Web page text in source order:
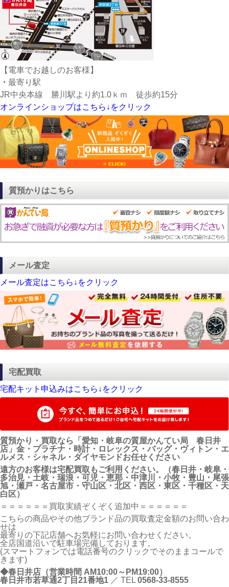
【電車でお越しのお客様】
・ 最寄り駅
JR中央本線 勝川駅より約1.0ｋｍ 徒歩約15分
オンラインショップはこちら↓をクリック
質預かりはこちら
メール査定
メール査定はこちら↓をクリック
宅配買取
宅配キット申込みはこちら↓をクリック
質預かり・買取なら「愛知・岐阜の質屋かんてい局 春日井
店」金・プラチナ・時計・ロレックス・バッグ・ヴィトン・エ
ルメス・シャネル・ダイヤモンドお任せください
遠方のお客様は宅配買取もご利用ください。（春日井・岐阜・
多治見・土岐・瑞浪・可児・恵那・中津川・小牧・豊山・尾張
旭・瀬戸・名古屋市・守山区・北区・西区・東区・千種区・天
白区）
＝＝＝＝＝＝買取実績ぞくぞく追加中＝＝＝＝＝＝
こちらの商品やその他ブランド品の買取査定金額のお問い合わ
せは
最寄りの下記店舗へお気軽にお問い合わせください。
全店国道沿いで駐車場完備しております。
(スマートフォンでは電話番号のクリックでそのままコールで
きます)
◆春日井店（営業時間 AM10:00～PM19:00）
春日井市若草通2丁目21番地1 ／ TEL 0568-33-8555